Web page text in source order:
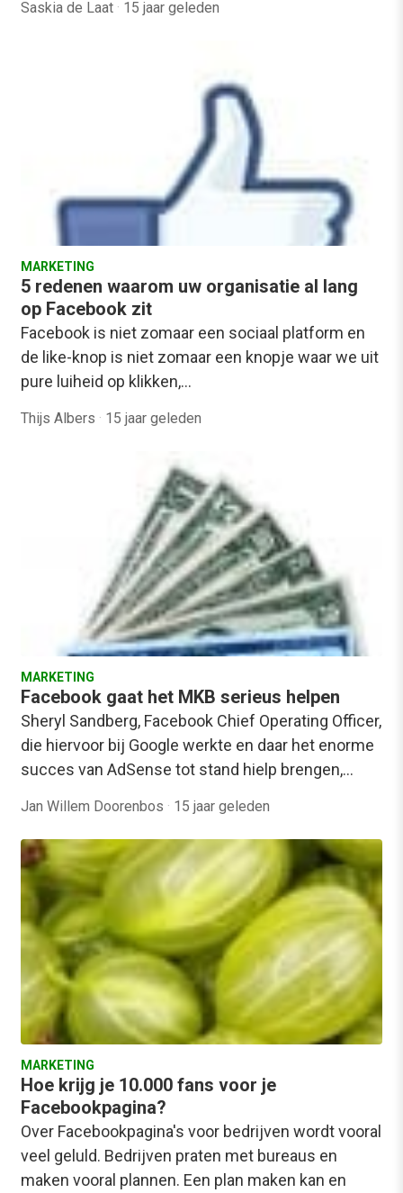
Saskia de Laat · 15 jaar geleden
MARKETING
5 redenen waarom uw organisatie al lang
op Facebook zit
Facebook is niet zomaar een sociaal platform en
de like-knop is niet zomaar een knopje waar we uit
pure luiheid op klikken,…
Thijs Albers · 15 jaar geleden
MARKETING
Facebook gaat het MKB serieus helpen
Sheryl Sandberg, Facebook Chief Operating Officer,
die hiervoor bij Google werkte en daar het enorme
succes van AdSense tot stand hielp brengen,…
Jan Willem Doorenbos · 15 jaar geleden
MARKETING
Hoe krijg je 10.000 fans voor je
Facebookpagina?
Over Facebookpagina's voor bedrijven wordt vooral
veel geluld. Bedrijven praten met bureaus en
maken vooral plannen. Een plan maken kan en